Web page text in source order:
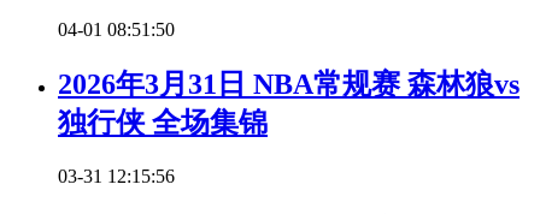
04-01 08:51:50
2026年3月31日 NBA常规赛 森林狼vs
独行侠 全场集锦
03-31 12:15:56